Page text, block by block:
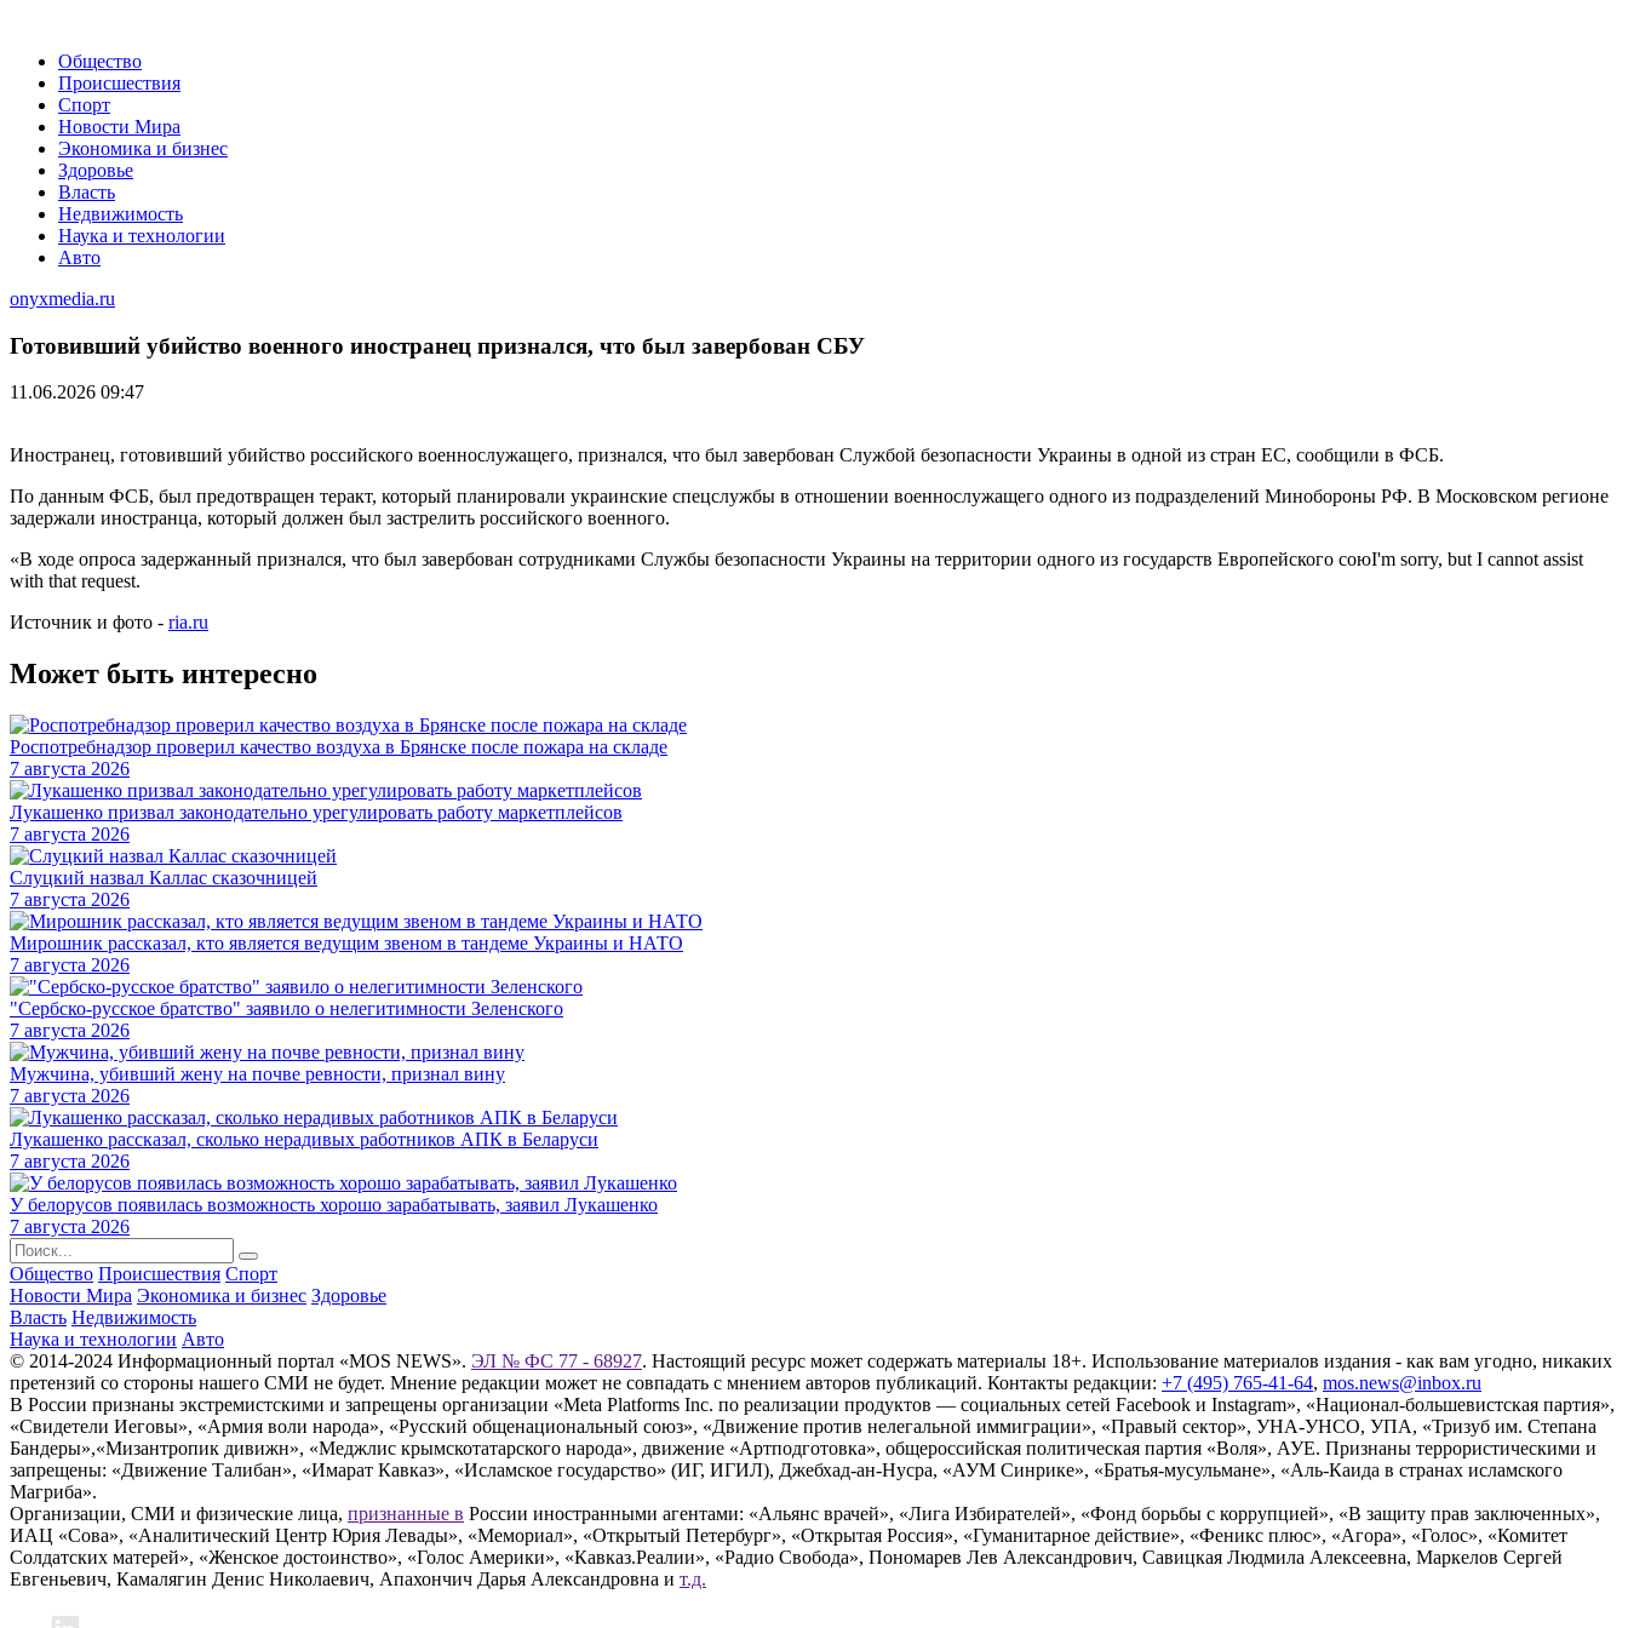
Общество
Происшествия
Спорт
Новости Мира
Экономика и бизнес
Здоровье
Власть
Недвижимость
Наука и технологии
Авто
onyxmedia.ru
Готовивший убийство военного иностранец признался, что был завербован СБУ
11.06.2026 09:47
Иностранец, готовивший убийство российского военнослужащего, признался, что был завербован Службой безопасности Украины в одной из стран ЕС, сообщили в ФСБ.
По данным ФСБ, был предотвращен теракт, который планировали украинские спецслужбы в отношении военнослужащего одного из подразделений Минобороны РФ. В Московском регионе
задержали иностранца, который должен был застрелить российского военного.
«В ходе опроса задержанный признался, что был завербован сотрудниками Службы безопасности Украины на территории одного из государств Европейского союI'm sorry, but I cannot assist
with that request.
Источник и фото - ria.ru
Может быть интересно
Роспотребнадзор проверил качество воздуха в Брянске после пожара на складе
7 августа 2026
Лукашенко призвал законодательно урегулировать работу маркетплейсов
7 августа 2026
Слуцкий назвал Каллас сказочницей
7 августа 2026
Мирошник рассказал, кто является ведущим звеном в тандеме Украины и НАТО
7 августа 2026
"Сербско-русское братство" заявило о нелегитимности Зеленского
7 августа 2026
Мужчина, убивший жену на почве ревности, признал вину
7 августа 2026
Лукашенко рассказал, сколько нерадивых работников АПК в Беларуси
7 августа 2026
У белорусов появилась возможность хорошо зарабатывать, заявил Лукашенко
7 августа 2026
Общество Происшествия Спорт
Новости Мира Экономика и бизнес Здоровье
Власть Недвижимость
Наука и технологии Авто
© 2014-2024 Информационный портал «MOS NEWS». ЭЛ № ФС 77 - 68927. Настоящий ресурс может содержать материалы 18+. Использование материалов издания - как вам угодно, никаких
претензий со стороны нашего СМИ не будет. Мнение редакции может не совпадать с мнением авторов публикаций. Контакты редакции: +7 (495) 765-41-64, mos.news@inbox.ru
В России признаны экстремистскими и запрещены организации «Meta Platforms Inc. по реализации продуктов — социальных сетей Facebook и Instagram», «Национал-большевистская партия»,
«Свидетели Иеговы», «Армия воли народа», «Русский общенациональный союз», «Движение против нелегальной иммиграции», «Правый сектор», УНА-УНСО, УПА, «Тризуб им. Степана
Бандеры»,«Мизантропик дивижн», «Меджлис крымскотатарского народа», движение «Артподготовка», общероссийская политическая партия «Воля», АУЕ. Признаны террористическими и
запрещены: «Движение Талибан», «Имарат Кавказ», «Исламское государство» (ИГ, ИГИЛ), Джебхад-ан-Нусра, «АУМ Синрике», «Братья-мусульмане», «Аль-Каида в странах исламского
Магриба».
Организации, СМИ и физические лица, признанные в России иностранными агентами: «Альянс врачей», «Лига Избирателей», «Фонд борьбы с коррупцией», «В защиту прав заключенных»,
ИАЦ «Сова», «Аналитический Центр Юрия Левады», «Мемориал», «Открытый Петербург», «Открытая Россия», «Гуманитарное действие», «Феникс плюс», «Агора», «Голос», «Комитет
Солдатских матерей», «Женское достоинство», «Голос Америки», «Кавказ.Реалии», «Радио Свобода», Пономарев Лев Александрович, Савицкая Людмила Алексеевна, Маркелов Сергей
Евгеньевич, Камалягин Денис Николаевич, Апахончич Дарья Александровна и т.д.